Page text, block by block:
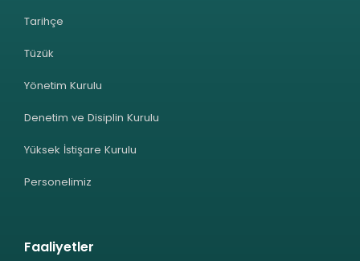
Tarihçe
Tüzük
Yönetim Kurulu
Denetim ve Disiplin Kurulu
Yüksek İstişare Kurulu
Personelimiz
Faaliyetler